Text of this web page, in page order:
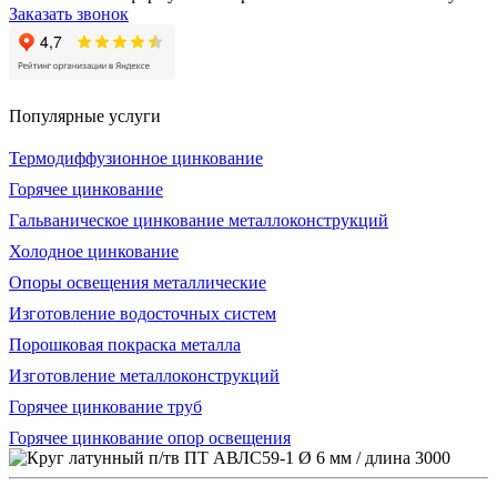
Заказать звонок
Популярные услуги
Термодиффузионное цинкование
Горячее цинкование
Гальваническое цинкование металлоконструкций
Холодное цинкование
Опоры освещения металлические
Изготовление водосточных систем
Порошковая покраска металла
Изготовление металлоконструкций
Горячее цинкование труб
Горячее цинкование опор освещения